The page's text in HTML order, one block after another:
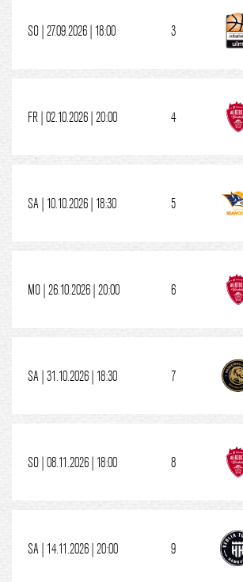
SO | 27.09.2026 | 18:00 3
FR | 02.10.2026 | 20:00 4
SA | 10.10.2026 | 18:30 5
MO | 26.10.2026 | 20:00 6
SA | 31.10.2026 | 18:30 7
SO | 08.11.2026 | 18:00 8
SA | 14.11.2026 | 20:00 9